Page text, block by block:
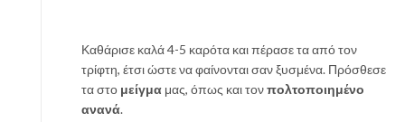
Καθάρισε καλά 4-5 καρότα και πέρασε τα από τον
τρίφτη, έτσι ώστε να φαίνονται σαν ξυσμένα. Πρόσθεσε
τα στο μείγμα μας, όπως και τονπολτοποιημένο
ανανά.